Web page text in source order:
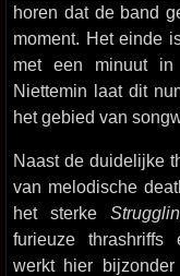
horen dat de band
moment. Het einde
met een minuut
Niettemin laat dit
het gebied van
Naast de duidelijke
van melodische
het sterke
furieuze thrashriffs
werkt hier